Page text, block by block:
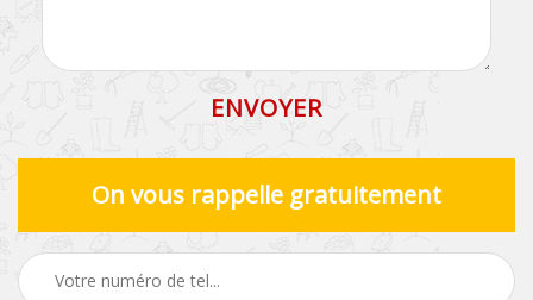
On vous rappelle gratuitement